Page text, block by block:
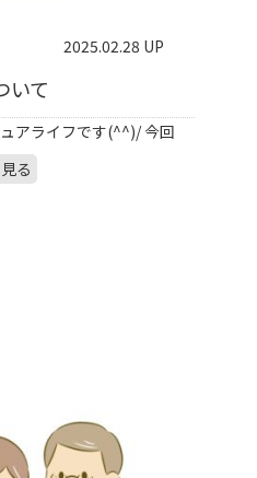
2025.02.28 UP
いて
アライフです(^^)/ 今回
る